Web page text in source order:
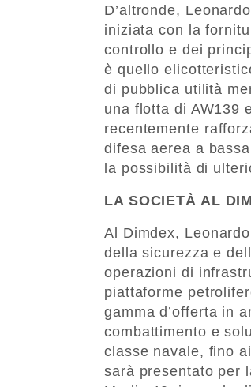
D’altronde,
iniziata con la
controllo e dei
è quello
di pubblica utilità
una flotta di AW139
recentemente
difesa aerea a
la possibilità di
LA SOCIETÀ AL
Al Dimdex,
della sicurezza e
operazioni di
piattaforme
gamma d’offerta in
combattimento e
classe navale, fino
sarà presentato per